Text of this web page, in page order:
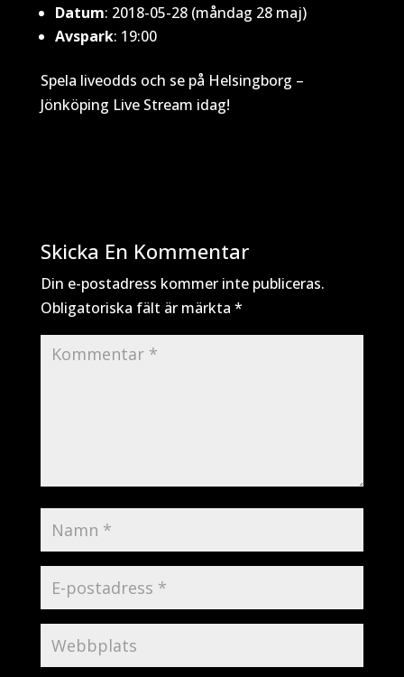
Datum: 2018-05-28 (måndag 28 maj)
Avspark: 19:00
Spela liveodds och se på Helsingborg –
Jönköping Live Stream idag!
Skicka En Kommentar
Din e-postadress kommer inte publiceras.
Obligatoriska fält är märkta *